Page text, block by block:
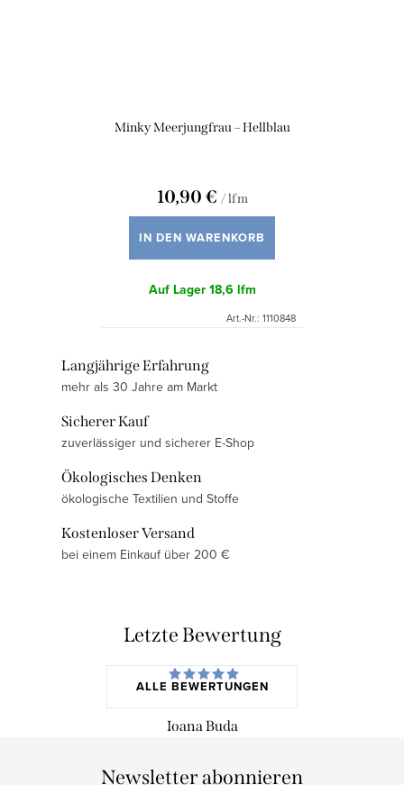
Minky Meerjungfrau – Hellblau
10,90 € / lfm
IN DEN WARENKORB
Auf Lager18,6 lfm
Art.-Nr.: 1110848
Langjährige Erfahrung
mehr als 30 Jahre am Markt
Sicherer Kauf
zuverlässiger und sicherer E-Shop
Ökologisches Denken
ökologische Textilien und Stoffe
Kostenloser Versand
bei einem Einkauf über 200 €
Letzte Bewertung
ALLE BEWERTUNGEN
Ioana Buda
Newsletter abonnieren